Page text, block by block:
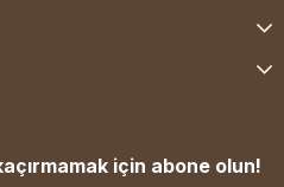
için abone olun!